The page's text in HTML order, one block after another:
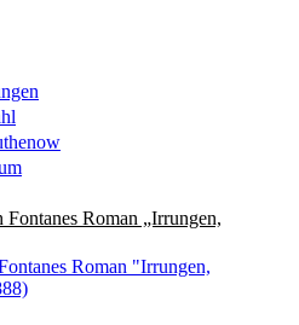
Roman „Irrungen,
Roman "Irrungen,